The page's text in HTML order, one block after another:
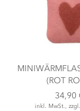
(ROT
34,90
inkl. MwSt., zzgl.